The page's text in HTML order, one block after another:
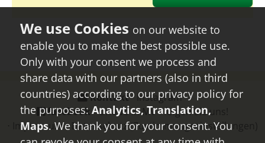
Kontakt ⋅ instagram⋅
facebook - Urlaub in MV - folgen Sie uns!
Impressum⋅ Datenschutz(Zustimmungseinstellungen)
on our website to
enable you to make the best possible use.
Only with your consent we process and
share data with our partners (also in third
countries) according to our privacy policy for
the purposes: Analytics, Translation,
Maps. We thank you for your consent. You